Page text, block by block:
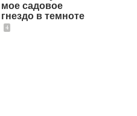
мое садовое
гнездо в темноте
4